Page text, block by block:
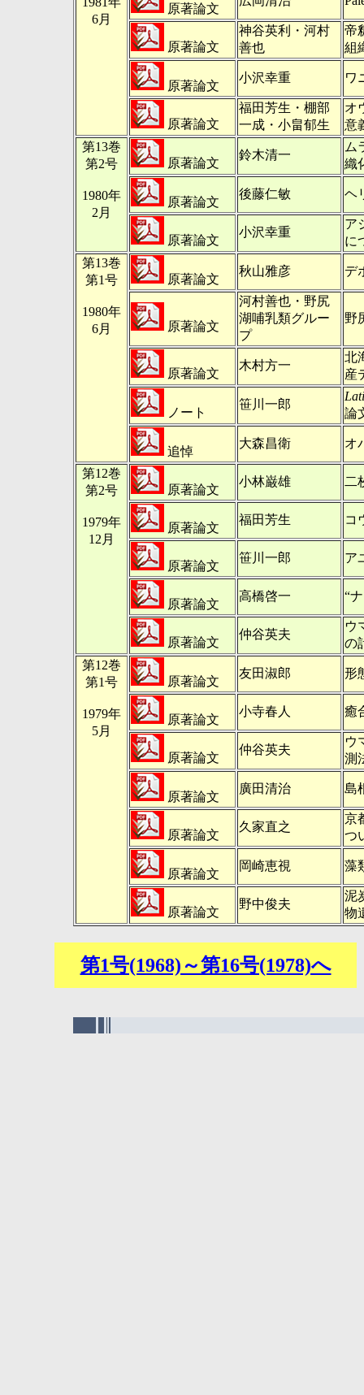
6月
原著論文
原著論文
神谷英利・河村
善也
帝
組
原著論文
小沢幸重 ワ
原著論文
福田芳生・棚部
一成・小畠郁生
オ
意
第13巻
第2号
1980年
2月
原著論文
鈴木清一
ム
織
原著論文
後藤仁敏 ヘ
原著論文
小沢幸重
ア
に
第13巻
第1号
1980年
6月
原著論文
秋山雅彦 デ
原著論文
河村善也・野尻
湖哺乳類グルー
プ
野
原著論文
木村方一
北
産
ノート
笹川一郎
論
追悼
大森昌衛 オ
第12巻
第2号
1979年
12月
原著論文
小林巌雄 二
原著論文
福田芳生 コ
原著論文
笹川一郎 ア
原著論文
高橋啓一 “
原著論文
仲谷英夫
ウ
の
第12巻
第1号
1979年
5月
原著論文
友田淑郎 形
原著論文
小寺春人 癒
原著論文
仲谷英夫
ウ
測
原著論文
廣田清治 島
原著論文
久家直之
京
つ
原著論文
岡崎恵視 藻
原著論文
野中俊夫
泥
物
第1号(1968)～第16号(1978)へ